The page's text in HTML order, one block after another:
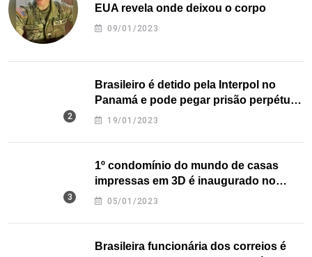
EUA revela onde deixou o corpo
09/01/2023
Brasileiro é detido pela Interpol no
Panamá e pode pegar prisão perpétua
nos EUA
19/01/2023
1º condomínio do mundo de casas
impressas em 3D é inaugurado no
Texas
05/01/2023
Brasileira funcionária dos correios é